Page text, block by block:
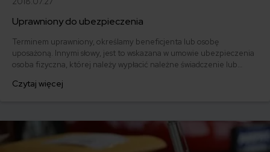
Uprawniony do ubezpieczenia
Terminem uprawniony, określamy beneficjenta lub osobę
uposażoną. Innymi słowy, jest to wskazana w umowie ubezpieczenia
osoba fizyczna, której należy wypłacić należne świadczenie lub
Czytaj więcej